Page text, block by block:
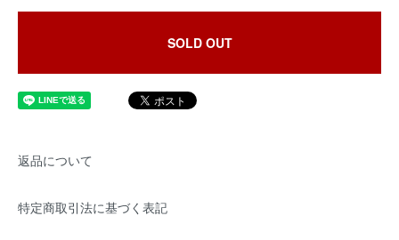
SOLD OUT
返品について
特定商取引法に基づく表記